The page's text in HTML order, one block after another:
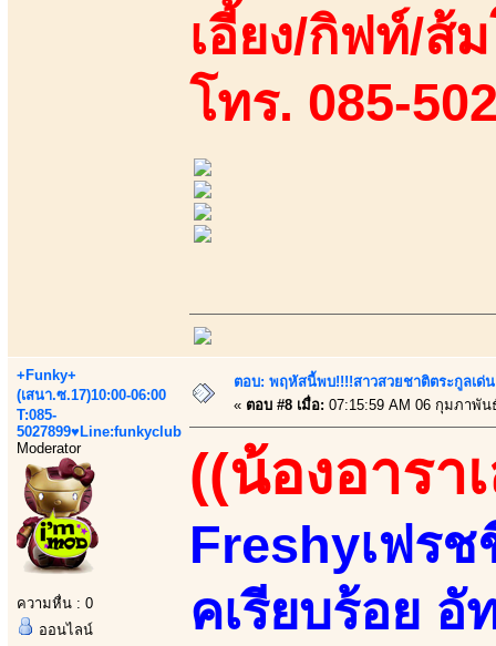
เอี้ยง/กิฟท์/ส้
โทร. 085-
+Funky+
(เสนา.ซ.17)10:00-06:00
T:085-
5027899♥Line:funkyclub
Moderator
ความหื่น : 0
ออนไลน์
ตอบ: พฤหัสนี้พบ!!!!สาวสวยชาติตระกูลเด่
« ตอบ #8 เมื่อ: 07:15:59 AM 06 กุมภาพัน
((น้องอารา
Freshyเฟร
คเรียบร้อย อั